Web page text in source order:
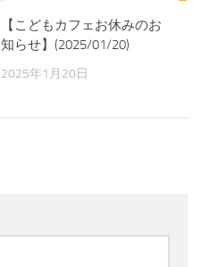
【こどもカフェお休みのお
知らせ】(2025/01/20)
2025年1月20日